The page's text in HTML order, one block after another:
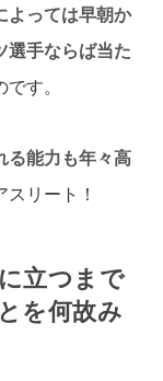
よっては早朝か
選手ならば当た
です。
る能力も年々高
リート！
立つまで
を何故み